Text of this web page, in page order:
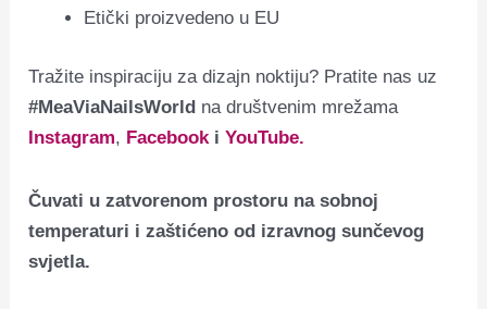
Etički proizvedeno u EU
Tražite inspiraciju za dizajn noktiju? Pratite nas uz
#MeaViaNailsWorld na društvenim mrežama
Instagram, Facebook iYouTube.
Čuvati u zatvorenom prostoru na sobnoj
temperaturi i zaštićeno od izravnog sunčevog
svjetla.